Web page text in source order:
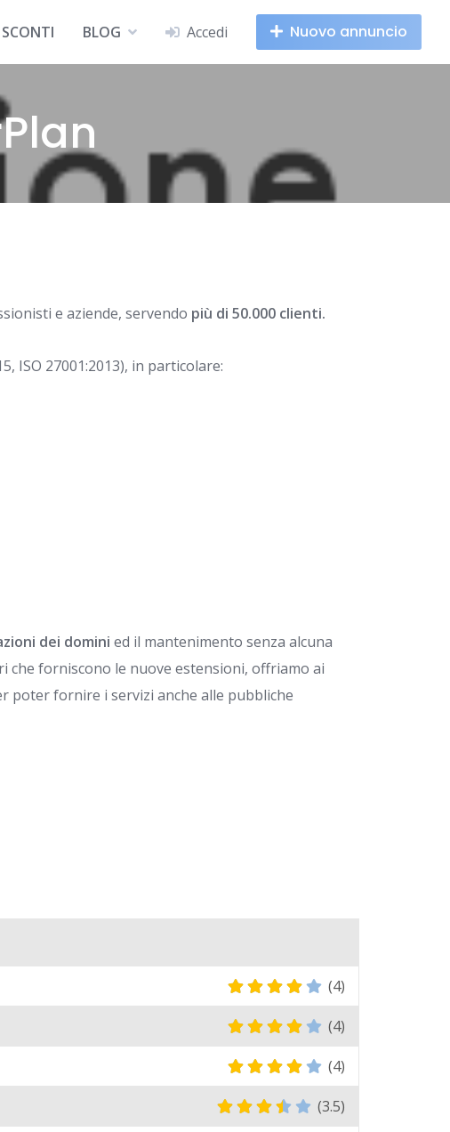
SCONTI BLOG Accedi Nuovo annuncio
e aziende, servendo più di 50.000 clienti.
ISO 27001:2013), in particolare:
dei domini ed il mantenimento senza alcuna
che forniscono le nuove estensioni, offriamo ai
poter fornire i servizi anche alle pubbliche
(4)
(4)
(4)
(3.5)